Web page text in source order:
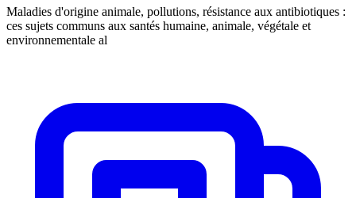
Maladies d'origine animale, pollutions, résistance aux antibiotiques :
ces sujets communs aux santés humaine, animale, végétale et
environnementale al